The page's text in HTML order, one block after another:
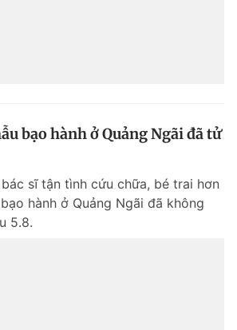
bạo hành ở Quảng Ngãi đã tử
sĩ tận tình cứu chữa, bé trai hơn
hành ở Quảng Ngãi đã không
5.8.